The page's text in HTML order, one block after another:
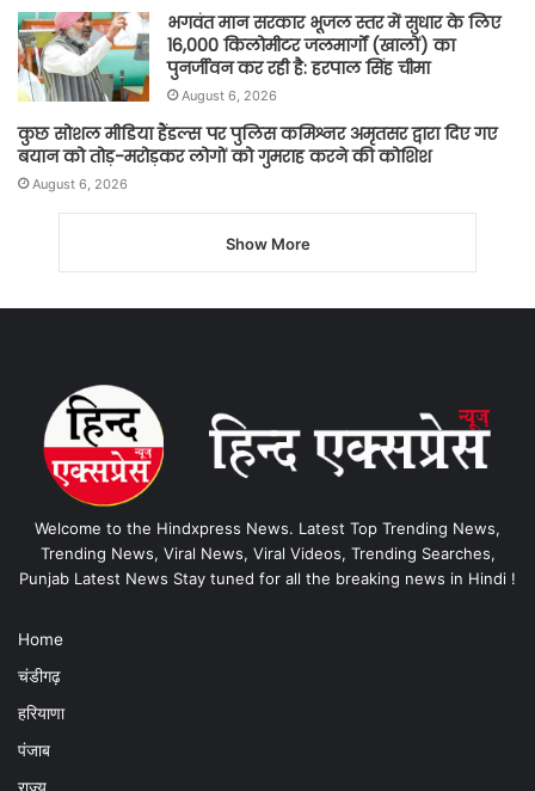
भगवंत मान सरकार भूजल स्तर में सुधार के लिए
16,000 किलोमीटर जलमार्गों (खालों) का
पुनर्जीवन कर रही है: हरपाल सिंह चीमा
August 6, 2026
कुछ सोशल मीडिया हैंडल्स पर पुलिस कमिश्नर अमृतसर द्वारा दिए गए
बयान को तोड़-मरोड़कर लोगों को गुमराह करने की कोशिश
August 6, 2026
Show More
Welcome to the Hindxpress News. Latest Top Trending News,
Trending News, Viral News, Viral Videos, Trending Searches,
Punjab Latest News Stay tuned for all the breaking news in Hindi !
Home
चंडीगढ़
हरियाणा
पंजाब